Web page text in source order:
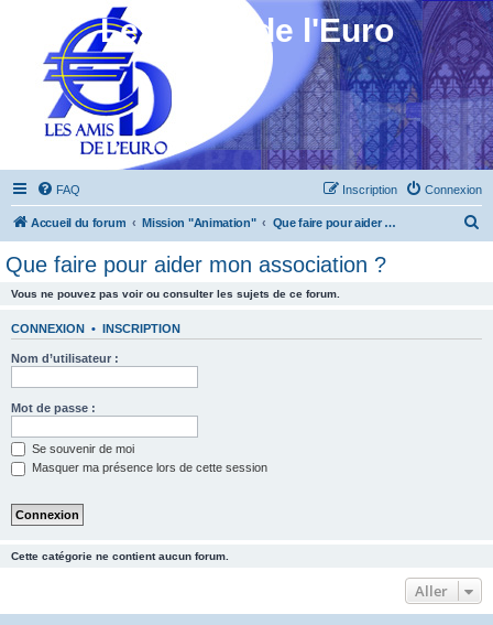
Les Amis de l'Euro
FAQ Connexion
Inscription
Accueil du forum Mission "Animation" Que faire pour aider mon association ?
Que faire pour aider mon association ?
Vous ne pouvez pas voir ou consulter les sujets de ce forum.
CONNEXION • INSCRIPTION
Nom d’utilisateur :
Mot de passe :
Se souvenir de moi
Masquer ma présence lors de cette session
Cette catégorie ne contient aucun forum.
Aller